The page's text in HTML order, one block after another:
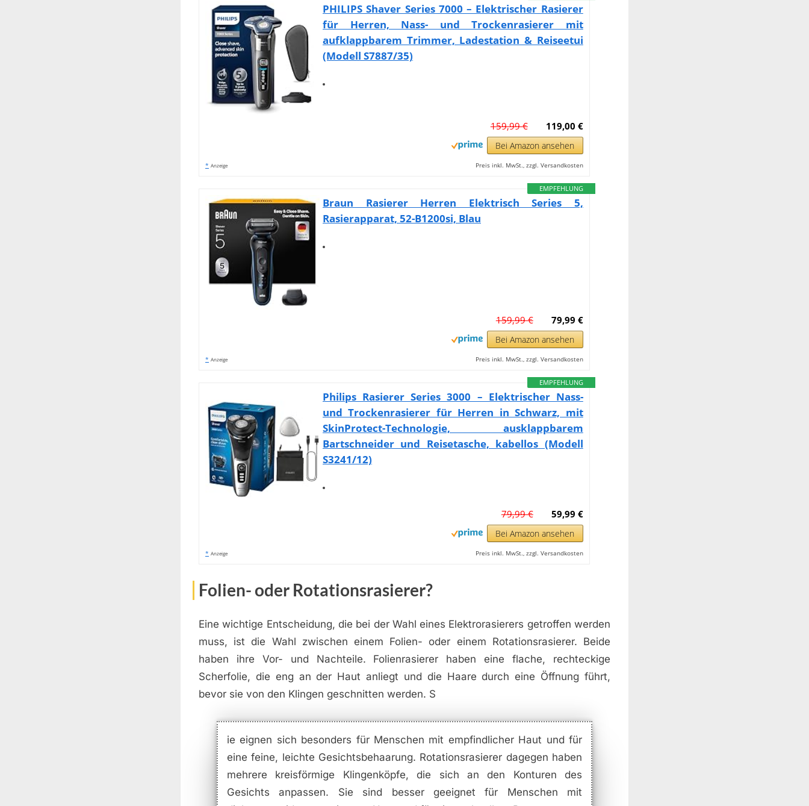
PHILIPS Shaver Series 7000 – Elektrischer Rasierer
für Herren, Nass- und Trockenrasierer mit
aufklappbarem Trimmer, Ladestation & Reiseetui
(Modell S7887/35)
119,00 €
159,99 €
Bei Amazon ansehen
* Anzeige Preis inkl. MwSt., zzgl. Versandkosten
EMPFEHLUNG
Braun Rasierer Herren Elektrisch Series 5,
Rasierapparat, 52-B1200si, Blau
79,99 €
159,99 €
Bei Amazon ansehen
* Anzeige Preis inkl. MwSt., zzgl. Versandkosten
EMPFEHLUNG
Philips Rasierer Series 3000 – Elektrischer Nass-
und Trockenrasierer für Herren in Schwarz, mit
SkinProtect-Technologie, ausklappbarem
Bartschneider und Reisetasche, kabellos (Modell
S3241/12)
59,99 €
79,99 €
Bei Amazon ansehen
* Anzeige Preis inkl. MwSt., zzgl. Versandkosten
Folien- oder Rotationsrasierer?
Eine wichtige Entscheidung, die bei der Wahl eines Elektrorasierers getroffen werden
muss, ist die Wahl zwischen einem Folien- oder einem Rotationsrasierer. Beide
haben ihre Vor- und Nachteile. Folienrasierer haben eine flache, rechteckige
Scherfolie, die eng an der Haut anliegt und die Haare durch eine Öffnung führt,
bevor sie von den Klingen geschnitten werden. S
ie eignen sich besonders für Menschen mit empfindlicher Haut und für
eine feine, leichte Gesichtsbehaarung. Rotationsrasierer dagegen haben
mehrere kreisförmige Klingenköpfe, die sich an den Konturen des
Gesichts anpassen. Sie sind besser geeignet für Menschen mit